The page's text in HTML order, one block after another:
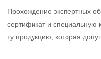
Прохождение экспертных
сертификат и специальную
ту продукцию, которая